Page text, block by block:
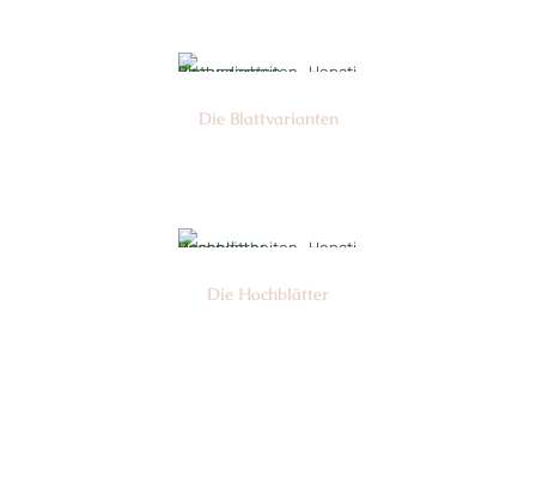
Die Blattvarianten
Die Hochblätter